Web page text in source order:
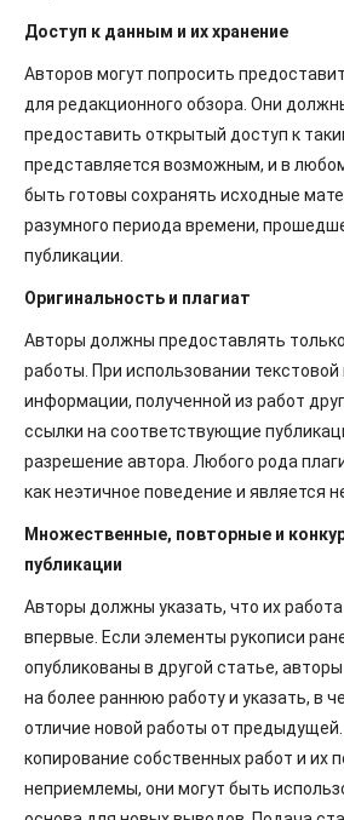
Доступ к данным и их хранение
Авторов могут попросить
для редакционного обзора. Они
предоставить открытый доступ к
представляется возможным, и в
быть готовы сохранять исходные
разумного периода времени,
публикации.
Оригинальность и плагиат
Авторы должны предоставлять
работы. При использовании
информации, полученной из работ
ссылки на соответствующие
разрешение автора. Любого рода
как неэтичное поведение и является
Множественные, повторные и
публикации
Авторы должны указать, что их работа
впервые. Если элементы рукописи
опубликованы в другой статье,
на более раннюю работу и указать, в
отличие новой работы от
копирование собственных работ и их
неприемлемы, они могут быть